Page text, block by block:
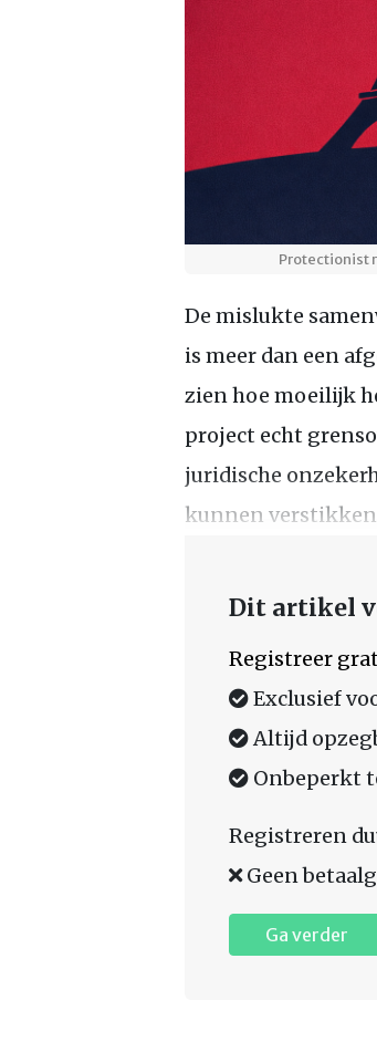
Protectionist
De mislukte
is meer dan een
zien hoe moeilijk
project echt
juridische
kunnen
Dit artikel
Registreer
Exclusief
Altijd
Onbeperkt
Registreren
Geen
Ga verder